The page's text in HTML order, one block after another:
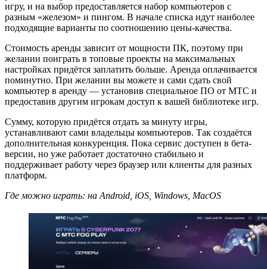
игру, и на выбор предоставляется набор компьютеров с
разным «железом» и пингом. В начале списка идут наиболее
подходящие варианты по соотношению цены-качества.
Стоимость аренды зависит от мощности ПК, поэтому при
желании поиграть в топовые проекты на максимальных
настройках придётся заплатить больше. Аренда оплачивается
поминутно. При желании вы можете и сами сдать свой
компьютер в аренду — установив специальное ПО от МТС и
предоставив другим игрокам доступ к вашей библиотеке игр.
Сумму, которую придётся отдать за минуту игры,
устанавливают сами владельцы компьютеров. Так создаётся
дополнительная конкуренция. Пока сервис доступен в бета-
версии, но уже работает достаточно стабильно и
поддерживает работу через браузер или клиенты для разных
платформ.
Где можно играть: на Android, iOS, Windows, MacOS